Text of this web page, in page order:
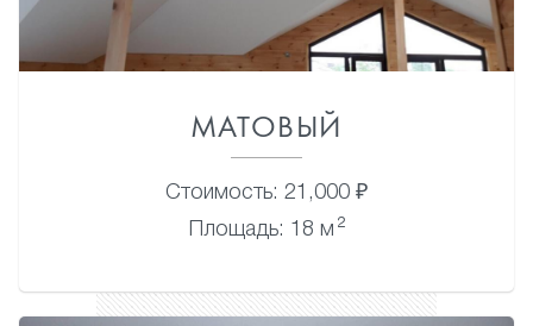
МАТОВЫЙ
Стоимость: 21,000 ₽
Площадь: 18 м 2